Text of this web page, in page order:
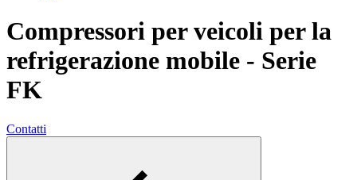
Compressori per veicoli per la
refrigerazione mobile - Serie
FK
Contatti